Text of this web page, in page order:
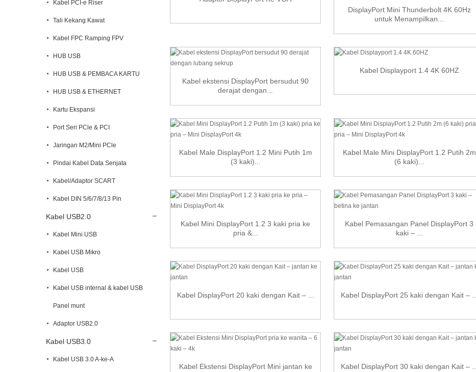
Kabel PCI-e Riser
Tali Kekang Kawat
Kabel FPC Ramping FPV
HUB USB
HUB USB & PEMBACA KARTU
HUB USB & ETHERNET
Kartu Ekspansi
Port Seri PCle & PCI
Jaringan M2/Mini PCle
Pindai Kabel Data Senjata
Kabel/Adaptor SCART
Kabel DIN 5/6/7/8/13 Pin
Kabel USB2.0
Kabel Mini USB
Kabel USB Mikro
Kabel USB
Kabel USB internal & kabel USB
Panel munt
Adaptor USB2.0
Kabel USB3.0
Kabel USB 3.0 A-ke-A
DisplayPort Mini Thunderbolt 4K 60Hz
untuk Menampilkan...
Kabel ekstensi DisplayPort bersudut 90
derajat dengan...
Kabel Displayport 1.4 4K 60HZ
Kabel Male DisplayPort 1.2 Mini Putih 1m
(3 kaki)...
Kabel Male Mini DisplayPort 1.2 Putih 2m
(6 kaki)...
Kabel Mini DisplayPort 1.2 3 kaki pria ke
pria &...
Kabel Pemasangan Panel DisplayPort 3
kaki – ...
Kabel DisplayPort 20 kaki dengan Kait – ... Kabel DisplayPort 25 kaki dengan Kait – ...
Kabel Ekstensi DisplayPort Mini jantan ke
Kabel DisplayPort 30 kaki dengan Kait – ...